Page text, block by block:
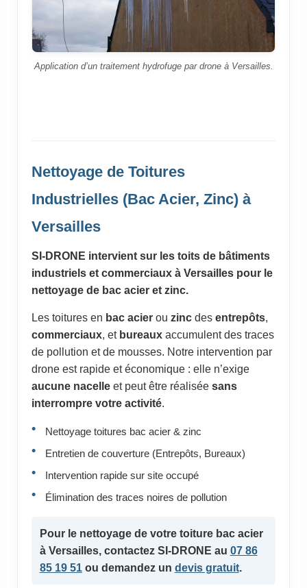
Application d’un traitement hydrofuge par drone à Versailles.
Nettoyage de Toitures
Industrielles (Bac Acier, Zinc) à
Versailles
SI-DRONE intervient sur les toits de bâtiments
industriels et commerciaux à Versailles pour le
nettoyage de bac acier et zinc.
Les toitures en bac acierou zincdes entrepôts,
commerciaux, et bureauxaccumulent des traces
de pollution et de mousses. Notre intervention par
drone est rapide et économique : elle n’exige
aucune nacelleet peut être réalisée sans
interrompre votre activité.
Nettoyage toitures bac acier & zinc
Entretien de couverture (Entrepôts, Bureaux)
Intervention rapide sur site occupé
Élimination des traces noires de pollution
Pour le nettoyage de votre toiture bac acier
à Versailles, contactez SI-DRONE au 07 86
85 19 51ou demandez un devis gratuit.